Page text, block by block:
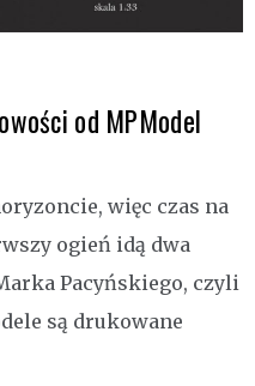
od MPModel
więc czas na
ogień idą dwa
Pacyńskiego, czyli
są drukowane